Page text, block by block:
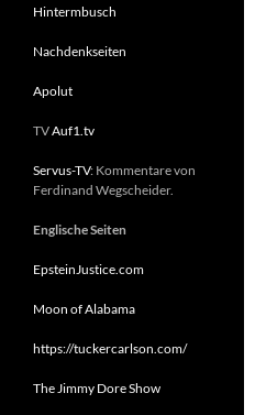
Hintermbusch
Nachdenkseiten
Apolut
TVAuf1.tv
Servus-TV: Kommentare von
Ferdinand Wegscheider.
Englische Seiten
EpsteinJustice.com
Moon of Alabama
https://tuckercarlson.com/
The Jimmy Dore Show